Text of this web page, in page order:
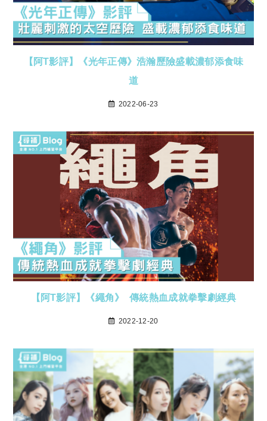
【阿T影評】《光年正傳》浩瀚歷險盛載濃郁添食味
道
2022-06-23
【阿T影評】《繩角》 傳統熱血成就拳擊劇經典
2022-12-20